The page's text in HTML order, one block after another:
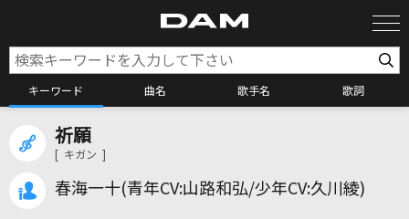
キーワード 曲名 歌手名 歌詞
カラオケ店舗検索
祈願
[ キガン ]
春海一十(青年CV:山路和弘/少年CV:久川綾)